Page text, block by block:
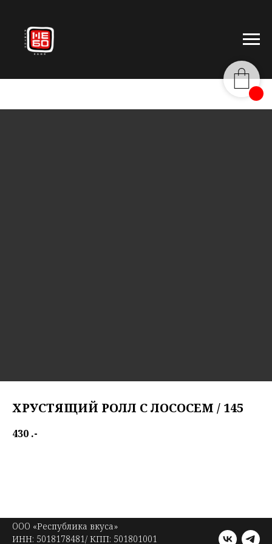
ХРУСТЯЩИЙ РОЛЛ С ЛОСОСЕМ / 145
430 .-
OOO «Республика вкуса»
ИНН: 5018178481/ КПП: 501801001